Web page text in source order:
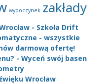
wypoczynek zakłady
- Szkoła Drift
- wszystkie
darmową ofertę!
- Wyceń swój basen
Wrocław